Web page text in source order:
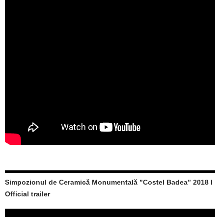
Simpozionul de Ceramică Monumentală ”Costel Badea” 2018 I
Official trailer